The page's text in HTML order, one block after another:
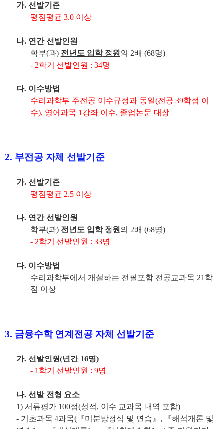
가. 선발기준
평점평균 3.0 이상
나. 연간 선발인원
학부(과) 전년도 입학정원 의 2배 (68명)
- 2학기 선발인원 : 34명
다. 이수방법
수리과학부 주전공 이수규정과 동일(전공 39학점 이
수), 영어과목 1강좌 이수, 졸업논문 대상
2. 부전공 자체 선발기준
가. 선발기준
평점평균 2.5 이상
나. 연간 선발인원
학부(과) 전년도 입학정원 의 2배 (68명)
- 2학기 선발인원 : 33명
다. 이수방법
수리과학부에서 개설하는 전필포함 전공교과목 21 학
점 이상
3. 금융수학 연계전공 자체 선발기준
가. 선발인원(년간 16명)
- 1 학기 선발인원 : 9명
나. 선발 전형 요소
1) 서류평가 100점(성적, 이수 교과목 내역 포함)
- 기초과목 4과목(『미분방정식 및 연습 』 , 『해석개론 및